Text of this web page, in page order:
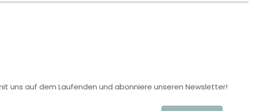
uns auf dem Laufenden und abonniere unseren Newsletter!